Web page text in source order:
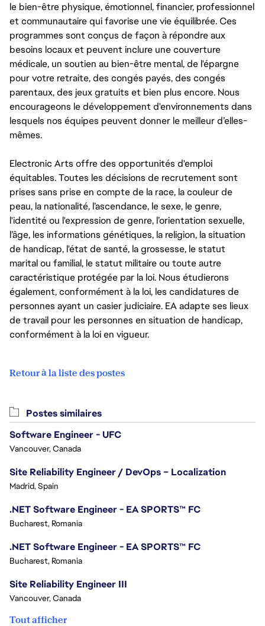
le bien-être physique, émotionnel, financier, professionnel
et communautaire qui favorise une vie équilibrée. Ces
programmes sont conçus de façon à répondre aux
besoins locaux et peuvent inclure une couverture
médicale, un soutien au bien-être mental, de l'épargne
pour votre retraite, des congés payés, des congés
parentaux, des jeux gratuits et bien plus encore. Nous
encourageons le développement d'environnements dans
lesquels nos équipes peuvent donner le meilleur d’elles-
mêmes.
Electronic Arts offre des opportunités d'emploi
équitables. Toutes les décisions de recrutement sont
prises sans prise en compte de la race, la couleur de
peau, la nationalité, l’ascendance, le sexe, le genre,
l'identité ou l'expression de genre, l’orientation sexuelle,
l’âge, les informations génétiques, la religion, la situation
de handicap, l'état de santé, la grossesse, le statut
marital ou familial, le statut militaire ou toute autre
caractéristique protégée par la loi. Nous étudierons
également, conformément à la loi, les candidatures de
personnes ayant un casier judiciaire. EA adapte ses lieux
de travail pour les personnes en situation de handicap,
conformément à la loi en vigueur.
Retour à la liste des postes
Postes similaires
Software Engineer - UFC
Vancouver, Canada
Site Reliability Engineer / DevOps – Localization
Madrid, Spain
.NET Software Engineer - EA SPORTS™ FC
Bucharest, Romania
.NET Software Engineer - EA SPORTS™ FC
Bucharest, Romania
Site Reliability Engineer III
Vancouver, Canada
Tout afficher